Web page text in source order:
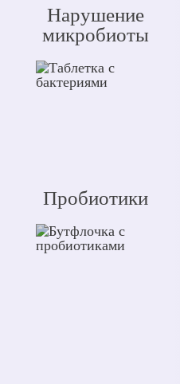
Нарушение
микробиоты
Пробиотики